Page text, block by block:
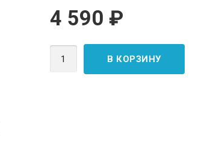
4 590 ₽